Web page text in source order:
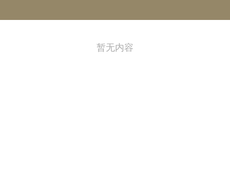
暂无内容